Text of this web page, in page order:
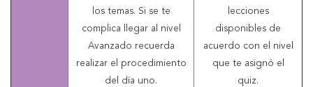
los temas. Si se te
complica llegar al nivel
Avanzado recuerda
realizar el procedimiento
del día uno.
lecciones
disponibles de
acuerdo con el nivel
que te asignó el
quiz.